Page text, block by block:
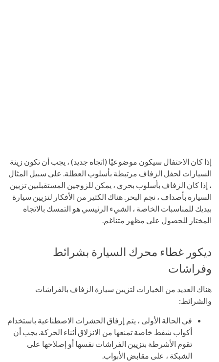
إذا كان الاحتفال سيكون موضوعيًا (اتجاه جديد) ، يجب أن تكون زينة
السيارات لحفل الزفاف مرتبطة بأسلوب العطلة. على سبيل المثال
، إذا كان الزفاف بأسلوب بحري ، يمكن للزوجين المستقبليين تزيين
السيارة بأصداف ، نجم البحر. هناك الكثير من الأفكار لتزيين سيارة
بيديك للمناسبات الخاصة ، الشيء الرئيسي هو التمسك بالاتجاه
المختار للحصول على مظهر متناغم.
ديكور غطاء محرك السيارة بشرائط
وفراشات
هناك العديد من الخيارات لتزيين سيارة الزفاف بالفراشات
والشرائط:
في الحالة الأولى ، يتم إرفاق الحشرات الاصطناعية باستخدام
أكواب شفط خاصة تمنعها من الانزلاق أثناء الحركة. يجب أن
تقوم الأشرطة بتزيين الفراشات نفسها أو إصلاحها على
الشبكة ، على مقابض الأبواب.